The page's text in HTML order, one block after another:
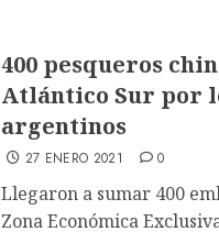
400 pesqueros
Atlántico Sur por
argentinos
27 ENERO 2021 0
Llegaron a sumar 400
Zona Económica